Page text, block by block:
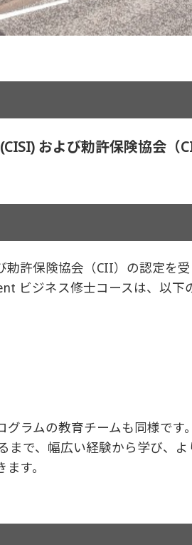
および勅許保険協会（
許保険協会（CII）の認定を
ビジネス修士コースは、以
ラムの教育チームも同様で
で、幅広い経験から学び、
す。